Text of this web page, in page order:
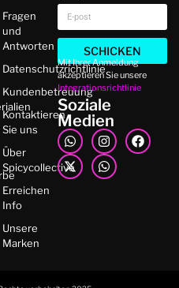
Fragen
und
Antworten
Datenschutzrichtlinie
Kundenbetreuung
Kontaktieren
Sie uns
Über
Spicycollective
Erreichen
Info
Unsere
Marken
SCHICKEN
Mit Ihrer Anmeldung
akzeptieren Sie unsere
Integrationsrichtlinie
Soziale
Medien